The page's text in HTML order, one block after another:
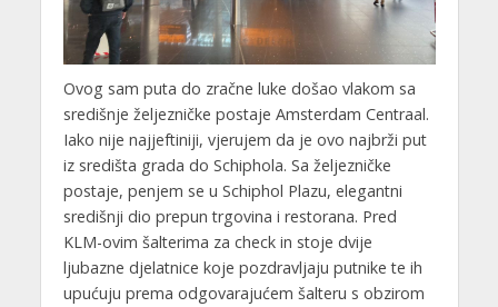
Ovog sam puta do zračne luke došao vlakom sa
središnje željezničke postaje Amsterdam Centraal.
Iako nije najjeftiniji, vjerujem da je ovo najbrži put
iz središta grada do Schiphola. Sa željezničke
postaje, penjem se u Schiphol Plazu, elegantni
središnji dio prepun trgovina i restorana. Pred
KLM-ovim šalterima za check in stoje dvije
ljubazne djelatnice koje pozdravljaju putnike te ih
upućuju prema odgovarajućem šalteru s obzirom